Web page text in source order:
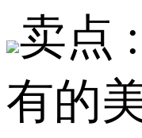
卖点 :
有的